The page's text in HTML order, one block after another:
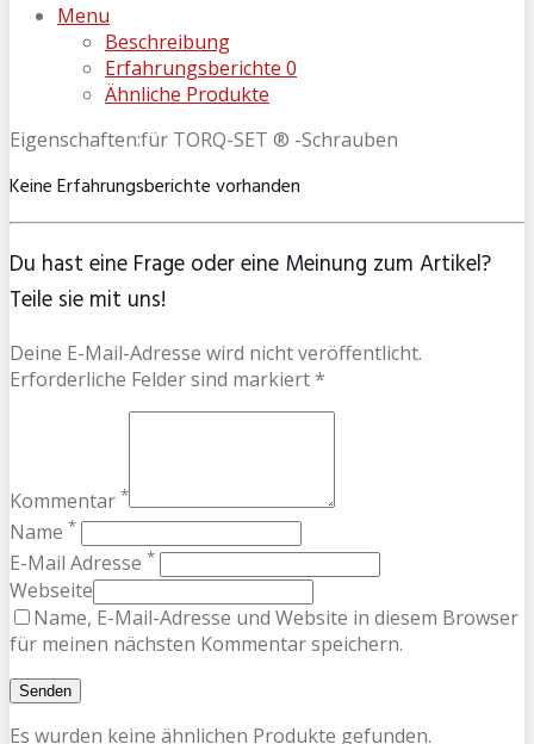
Menu
Beschreibung
Erfahrungsberichte 0
Ähnliche Produkte
Eigenschaften:für TORQ-SET ® -Schrauben
Keine Erfahrungsberichte vorhanden
Du hast eine Frage oder eine Meinung zum Artikel?
Teile sie mit uns!
Deine E-Mail-Adresse wird nicht veröffentlicht.
Erforderliche Felder sind markiert *
Kommentar *
Name *
E-Mail Adresse *
Webseite
Name, E-Mail-Adresse und Website in diesem Browser
für meinen nächsten Kommentar speichern.
Es wurden keine ähnlichen Produkte gefunden.